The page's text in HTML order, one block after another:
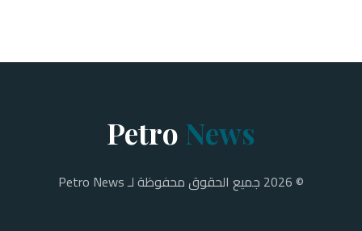
Petro News
© 2026 جميع الحقوق محفوظة لـ Petro News